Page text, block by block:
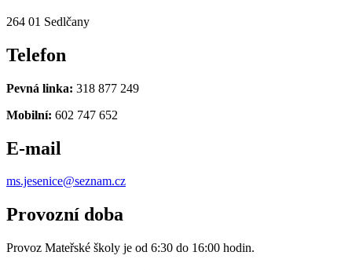
264 01 Sedlčany
Telefon
Pevná linka: 318 877 249
Mobilní: 602 747 652
E-mail
ms.jesenice@seznam.cz
Provozní doba
Provoz Mateřské školy je od 6:30 do 16:00 hodin.